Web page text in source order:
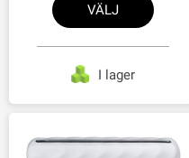
VÄLJ
I lager